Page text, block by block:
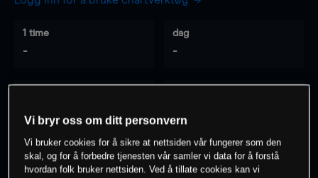
1 time
-
dag
-
0% av kunder erpå dette instrumentet
Vi bryr oss om ditt personvern
Vi bruker cookies for å sikre at nettsiden vår fungerer som den
skal, og for å forbedre tjenesten vår samler vi data for å forstå
hvordan folk bruker nettsiden. Ved å tillate cookies kan vi